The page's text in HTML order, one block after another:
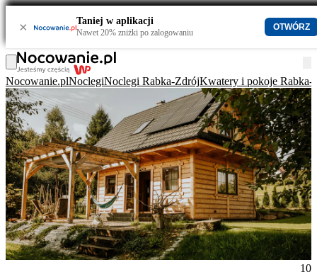
× Taniej w aplikacji
Nawet 20% zniżki po zalogowaniu
OTWÓRZ
Nocowanie.plNoclegiNoclegi Rabka-ZdrójKwatery i pokoje Rabka-
10